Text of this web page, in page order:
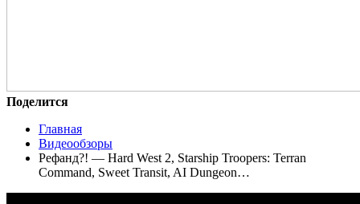
Поделится
Главная
Видеообзоры
Рефанд?! — Hard West 2, Starship Troopers: Terran
Command, Sweet Transit, AI Dungeon…